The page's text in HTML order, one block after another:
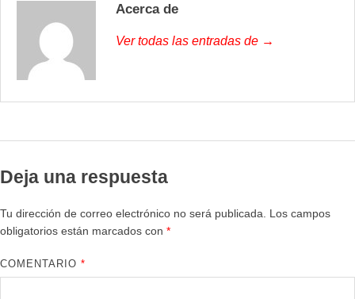
Acerca de
Ver todas las entradas de →
Deja una respuesta
Tu dirección de correo electrónico no será publicada. Los campos
obligatorios están marcados con *
COMENTARIO*